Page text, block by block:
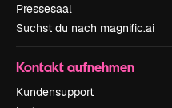
Pressesaal
Suchst du nach magnific.ai
Kontakt aufnehmen
Kundensupport